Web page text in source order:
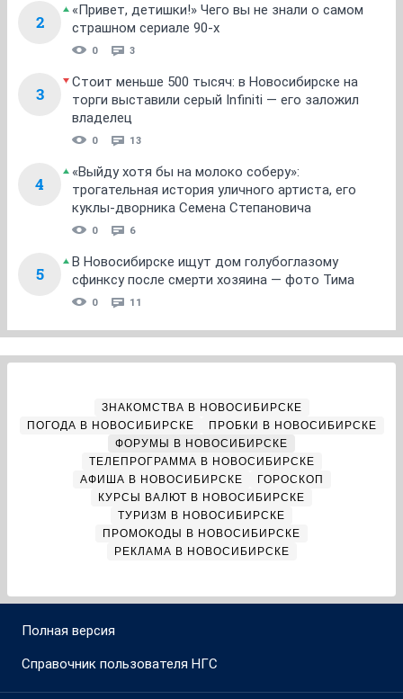
2
«Привет, детишки!» Чего вы не знали о самом
страшном сериале 90-х
0 3
3
Стоит меньше 500 тысяч: в Новосибирске на
торги выставили серый Infiniti — его заложил
владелец
0 13
4
«Выйду хотя бы на молоко соберу»:
трогательная история уличного артиста, его
куклы-дворника Семена Степановича
0 6
5
В Новосибирске ищут дом голубоглазому
сфинксу после смерти хозяина — фото Тима
0 11
ЗНАКОМСТВА В НОВОСИБИРСКЕ
ПОГОДА В НОВОСИБИРСКЕ
ПРОБКИ В НОВОСИБИРСКЕ
ФОРУМЫ В НОВОСИБИРСКЕ
ТЕЛЕПРОГРАММА В НОВОСИБИРСКЕ
АФИША В НОВОСИБИРСКЕ
ГОРОСКОП
КУРСЫ ВАЛЮТ В НОВОСИБИРСКЕ
ТУРИЗМ В НОВОСИБИРСКЕ
ПРОМОКОДЫ В НОВОСИБИРСКЕ
РЕКЛАМА В НОВОСИБИРСКЕ
Полная версия
Справочник пользователя НГС